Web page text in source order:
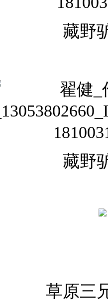
藏野
藏野
草原三